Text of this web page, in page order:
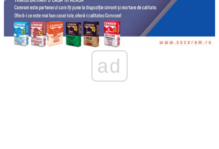
ad